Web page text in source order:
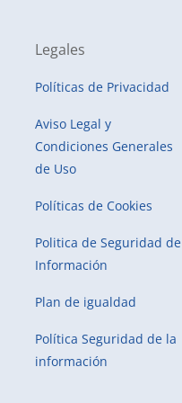
Legales
Políticas de Privacidad
Aviso Legal y
Condiciones Generales
de Uso
Políticas de Cookies
Politica de Seguridad de
Información
Plan de igualdad
Política Seguridad de la
información